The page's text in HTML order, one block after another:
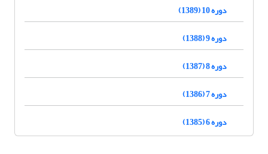
دوره 10 (1389)
دوره 9 (1388)
دوره 8 (1387)
دوره 7 (1386)
دوره 6 (1385)